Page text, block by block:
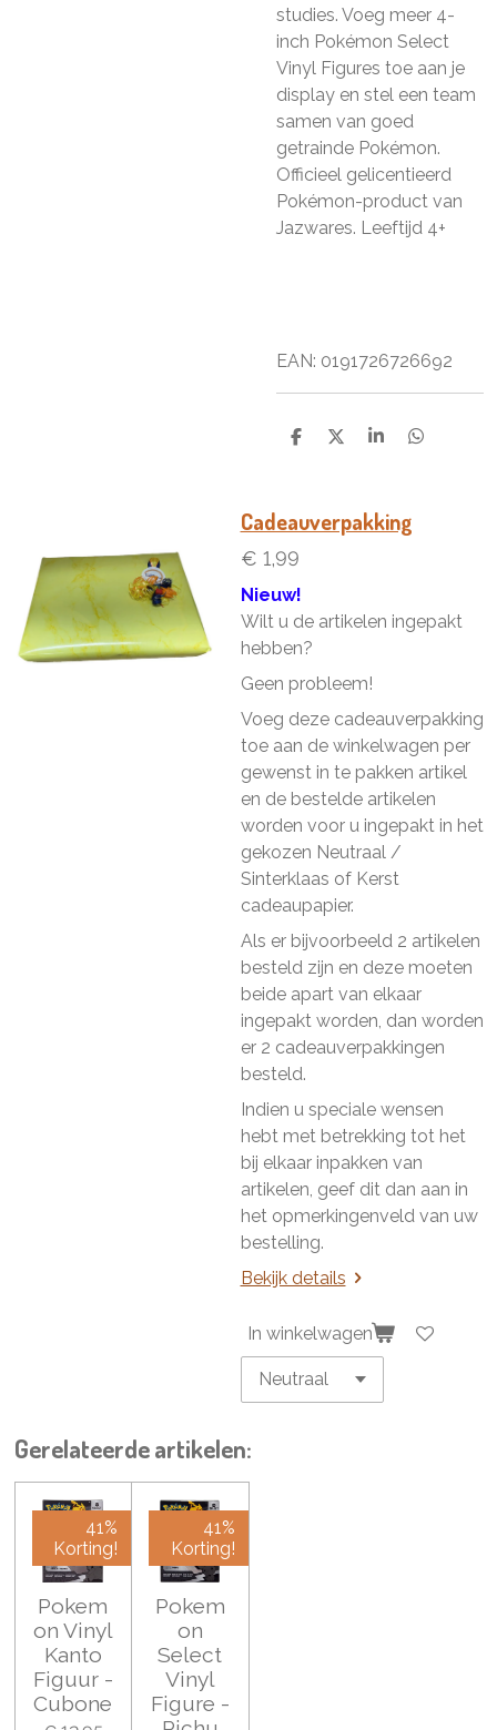
studies. Voeg meer 4-
inch Pokémon Select
Vinyl Figures toe aan je
display en stel een team
samen van goed
getrainde Pokémon.
Officieel gelicentieerd
Pokémon-product van
Jazwares. Leeftijd 4+
EAN: 0191726726692
D
D
S
e
D
Cadeauverpakking
€ 1,99
Nieuw!
Wilt u de artikelen ingepakt
hebben?
Geen probleem!
Voeg deze cadeauverpakking
toe aan de winkelwagen per
gewenst in te pakken artikel
en de bestelde artikelen
worden voor u ingepakt in het
gekozen Neutraal /
Sinterklaas of Kerst
cadeaupapier.
Als er bijvoorbeeld 2 artikelen
besteld zijn en deze moeten
beide apart van elkaar
ingepakt worden, dan worden
er 2 cadeauverpakkingen
besteld.
Indien u speciale wensen
hebt met betrekking tot het
bij elkaar inpakken van
artikelen, geef dit dan aan in
het opmerkingenveld van uw
bestelling.
Bekijk details
In winkelwagen
Gerelateerde artikelen:
41%
Korting!
Pokem
on Vinyl
Kanto
Figuur -
Cubone
41%
Korting!
Pokem
on
Select
Vinyl
Figure -